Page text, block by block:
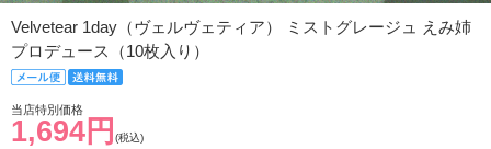
Velvetear 1day（ヴェルヴェティア） ミストグレージュ えみ姉
プロデュース（10枚入り）
当店特別価格
1,694円 (税込)